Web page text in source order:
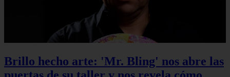
Brillo hecho arte: 'Mr. Bling' nos abre las